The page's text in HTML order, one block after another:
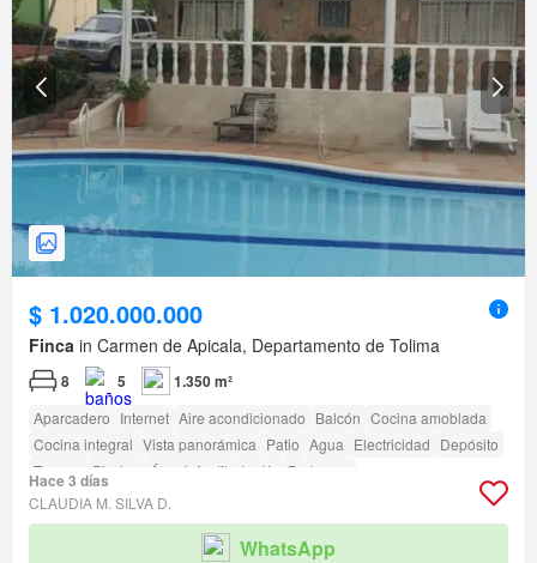
$ 1.020.000.000
Finca in Carmen de Apicala, Departamento de Tolima
8 5 1.350 m²
Aparcadero Internet Aire acondicionado Balcón Cocina amoblada
Cocina integral Vista panorámica Patio Agua Electricidad Depósito
Terraza
Piscina Área infantil Jardín Barbecue
Hace 3 días
CLAUDIA M. SILVA D.
WhatsApp